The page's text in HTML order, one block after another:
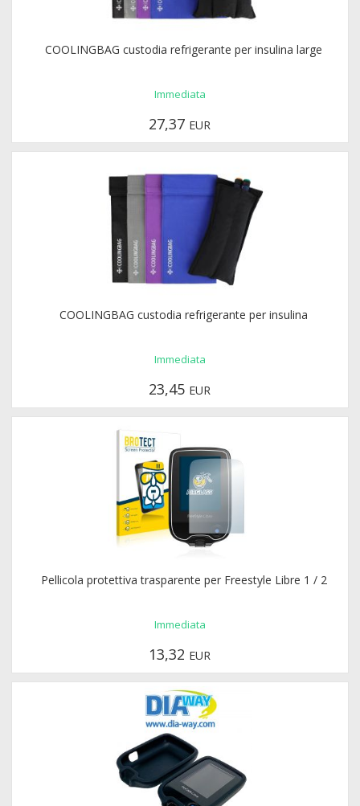
COOLINGBAG custodia refrigerante per insulina large
Immediata
27,37 EUR
COOLINGBAG custodia refrigerante per insulina
Immediata
23,45 EUR
Pellicola protettiva trasparente per Freestyle Libre 1 / 2
Immediata
13,32 EUR